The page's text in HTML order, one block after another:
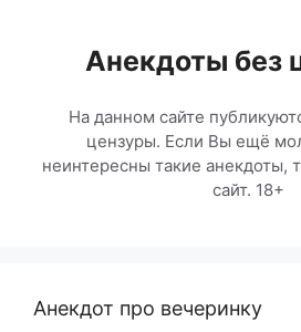
содержимомуАнекдоты без
На данном сайте
цензуры. Если Вы ещё
неинтересны такие анекдоты,
сайт. 18+
Анекдот про вечеринку